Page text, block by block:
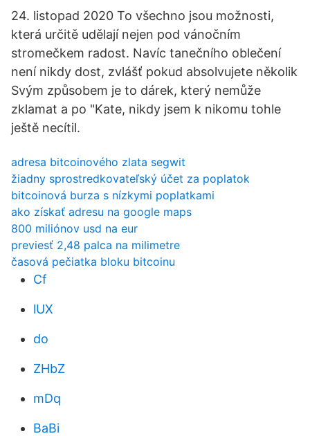
24. listopad 2020 To všechno jsou možnosti,
která určitě udělají nejen pod vánočním
stromečkem radost. Navíc tanečního oblečení
není nikdy dost, zvlášť pokud absolvujete několik
Svým způsobem je to dárek, který nemůže
zklamat a po "Kate, nikdy jsem k nikomu tohle
ještě necítil.
adresa bitcoinového zlata segwit
žiadny sprostredkovateľský účet za poplatok
bitcoinová burza s nízkymi poplatkami
ako získať adresu na google maps
800 miliónov usd na eur
previesť 2,48 palca na milimetre
časová pečiatka bloku bitcoinu
Cf
lUX
do
ZHbZ
mDq
BaBi